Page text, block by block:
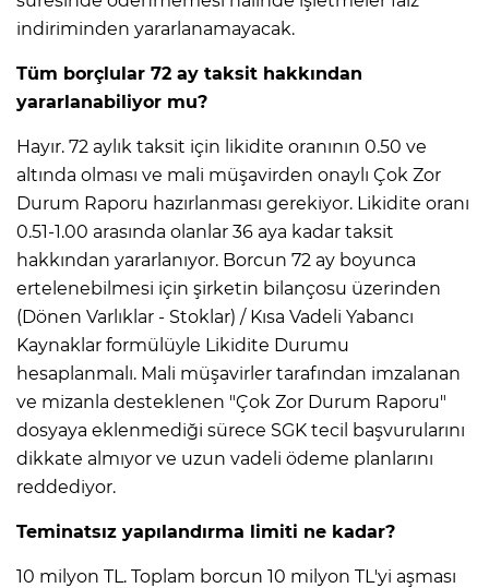
indiriminden yararlanamayacak.
Tüm borçlular 72 ay taksit hakkından
yararlanabiliyor mu?
Hayır. 72 aylık taksit için likidite oranının 0.50 ve
altında olması ve mali müşavirden onaylı Çok Zor
Durum Raporu hazırlanması gerekiyor. Likidite oranı
0.51-1.00 arasında olanlar 36 aya kadar taksit
hakkından yararlanıyor. Borcun 72 ay boyunca
ertelenebilmesi için şirketin bilançosu üzerinden
(Dönen Varlıklar - Stoklar) / Kısa Vadeli Yabancı
Kaynaklar formülüyle Likidite Durumu
hesaplanmalı. Mali müşavirler tarafından imzalanan
ve mizanla desteklenen "Çok Zor Durum Raporu"
dosyaya eklenmediği sürece SGK tecil başvurularını
dikkate almıyor ve uzun vadeli ödeme planlarını
reddediyor.
Teminatsız yapılandırma limiti ne kadar?
10 milyon TL. Toplam borcun 10 milyon TL'yi aşması